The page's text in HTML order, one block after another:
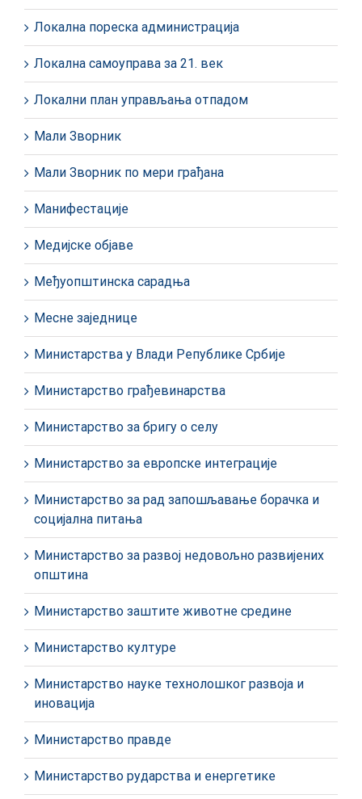
Локална пореска администрација
Локална самоуправа за 21. век
Локални план управљања отпадом
Мали Зворник
Мали Зворник по мери грађана
Манифестације
Медијске објаве
Међуопштинска сарадња
Месне заједнице
Министарства у Влади Републике Србије
Министарство грађевинарства
Министарство за бригу о селу
Министарство за европске интеграције
Министарство за рад запошљавање борачка и
социјална питања
Министарство за развој недовољно развијених
општина
Министарство заштите животне средине
Министарство културе
Министарство науке технолошког развоја и
иновација
Министарство правде
Министарство рударства и енергетике